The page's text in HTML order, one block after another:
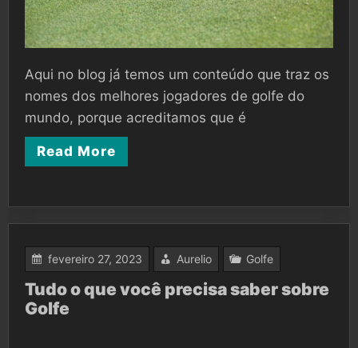
Aqui no blog já temos um conteúdo que traz os
nomes dos melhores jogadores de golfe do
mundo, porque acreditamos que é
Read More
fevereiro 27, 2023 Aurelio Golfe
Tudo o que você precisa saber sobre
Golfe